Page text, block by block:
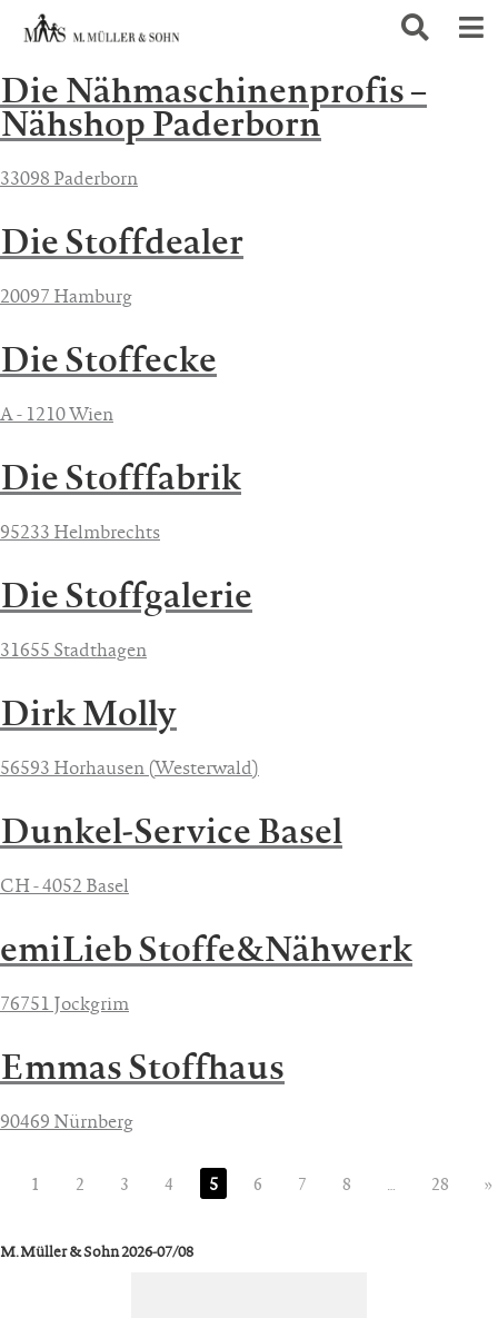
Die Nähmaschinenprofis –
Nähshop Paderborn
33098 Paderborn
Die Stoffdealer
20097 Hamburg
Die Stoffecke
A - 1210 Wien
Die Stofffabrik
95233 Helmbrechts
Die Stoffgalerie
31655 Stadthagen
Dirk Molly
56593 Horhausen (Westerwald)
Dunkel-Service Basel
CH - 4052 Basel
emiLieb Stoffe&Nähwerk
76751 Jockgrim
Emmas Stoffhaus
90469 Nürnberg
1 2 3 4 5 6 7 8 … 28 »
M. Müller & Sohn 2026-07/08